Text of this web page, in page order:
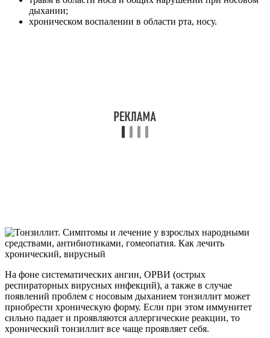
дыхании;
хроническом воспалении в области рта, носу.
На фоне систематических ангин, ОРВИ (острых
респираторных вирусных инфекций), а также в случае
появлений проблем с носовым дыханием тонзиллит может
приобрести хроническую форму. Если при этом иммунитет
сильно падает и проявляются аллергические реакции, то
хронический тонзиллит все чаще проявляет себя.